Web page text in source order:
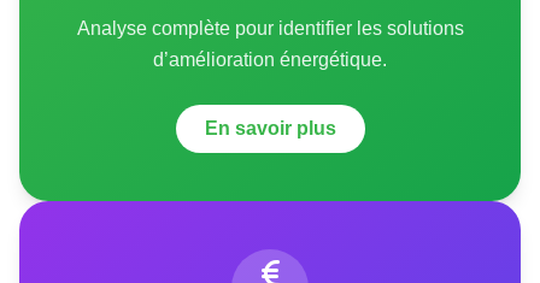
Analyse complète pour identifier les solutions
d’amélioration énergétique.
En savoir plus